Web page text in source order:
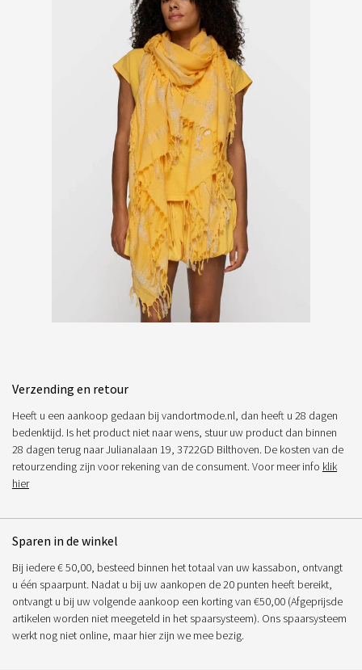
Verzending en retour
Heeft u een aankoop gedaan bij vandortmode.nl, dan heeft u 28 dagen
bedenktijd. Is het product niet naar wens, stuur uw product dan binnen
28 dagen terug naar Julianalaan 19, 3722GD Bilthoven. De kosten van de
retourzending zijn voor rekening van de consument. Voor meer info klik
hier
Sparen in de winkel
Bij iedere € 50,00, besteed binnen het totaal van uw kassabon, ontvangt
u één spaarpunt. Nadat u bij uw aankopen de 20 punten heeft bereikt,
ontvangt u bij uw volgende aankoop een korting van €50,00 (Afgeprijsde
artikelen worden niet meegeteld in het spaarsysteem). Ons spaarsysteem
werkt nog niet online, maar hier zijn we mee bezig.